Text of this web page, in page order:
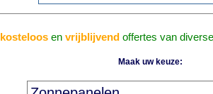
kosteloos envrijblijvend offertes van
Maak uw keuze: